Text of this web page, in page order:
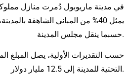
يمثل 40% من المباني الشاهقة
حسبما ينقل مجلس المدينة.
حسب التقديرات الأولية، يصل المبلغ
التحتية للمدينة إلى 12.5 مليار دولار.